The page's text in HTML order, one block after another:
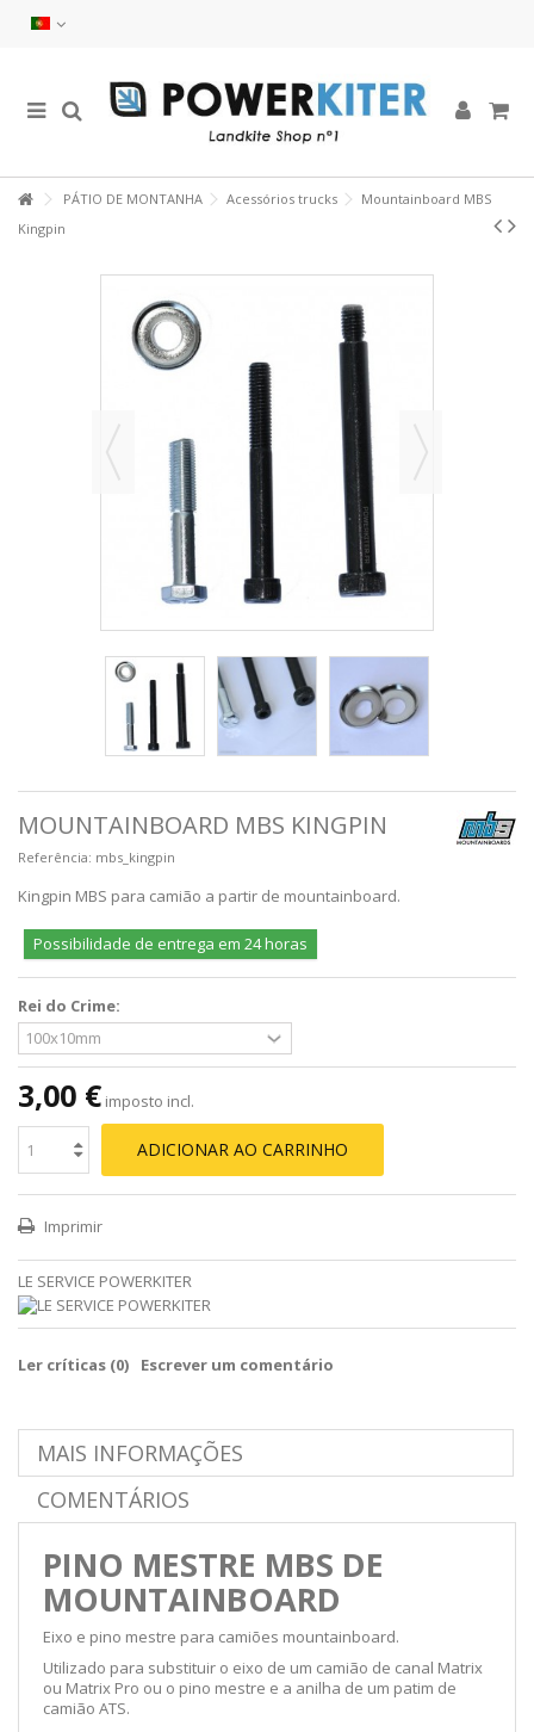
PÁTIO DE MONTANHA Acessórios trucks
Mountainboard MBS
Kingpin
MOUNTAINBOARD MBS KINGPIN
Referência: mbs_kingpin
Kingpin MBS para camião a partir de mountainboard.
Possibilidade de entrega em 24 horas
Rei do Crime:
3,00 € imposto incl.
ADICIONAR AO CARRINHO
Imprimir
LE SERVICE POWERKITER
Ler críticas (0) Escrever um comentário
MAIS INFORMAÇÕES
COMENTÁRIOS
PINO MESTRE MBS DE
MOUNTAINBOARD
Eixo e pino mestre para camiões mountainboard.
Utilizado para substituir o eixo de um camião de canal Matrix
ou Matrix Pro ou o pino mestre e a anilha de um patim de
camião ATS.